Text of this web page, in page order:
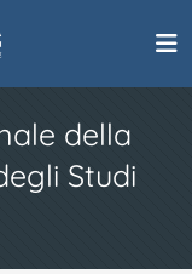
della
Studi